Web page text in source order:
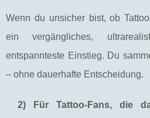
Wenn du unsicher bist, ob
ein vergängliches,
entspannteste Einstieg. Du
– ohne dauerhafte Entscheidung.
2) Für Tattoo-Fans, die